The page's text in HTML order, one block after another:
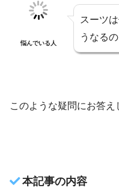
悩んでいる人
スーツ
うなるの
このような疑問にお答え
本記事の内容